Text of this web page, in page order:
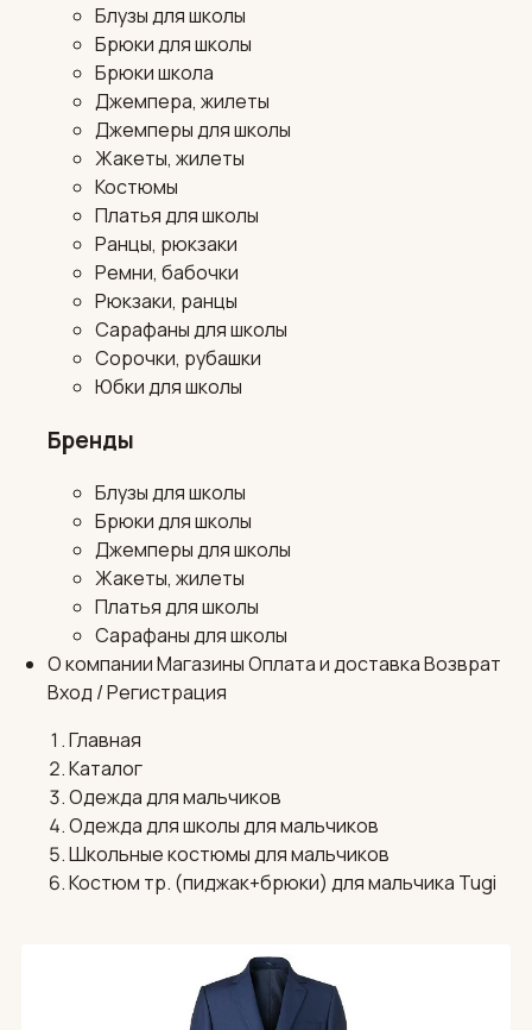
Блузы для школы
Брюки для школы
Брюки школа
Джемпера, жилеты
Джемперы для школы
Жакеты, жилеты
Костюмы
Платья для школы
Ранцы, рюкзаки
Ремни, бабочки
Рюкзаки, ранцы
Сарафаны для школы
Сорочки, рубашки
Юбки для школы
Бренды
Блузы для школы
Брюки для школы
Джемперы для школы
Жакеты, жилеты
Платья для школы
Сарафаны для школы
О компанииМагазиныОплата и доставкаВозврат
Вход / Регистрация
Главная
Каталог
Одежда для мальчиков
Одежда для школы для мальчиков
Школьные костюмы для мальчиков
Костюм тр. (пиджак+брюки) для мальчика Tugi